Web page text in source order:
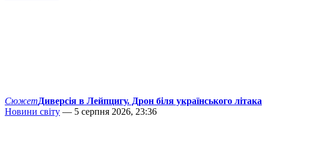
СюжетДиверсія в Лейпцигу. Дрон біля українського літака
Новини світу — 5 серпня 2026, 23:36